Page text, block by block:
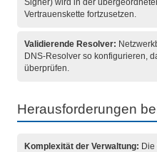
Vertrauenskette fortzusetzen.
Validierende Resolver:
DNS-Resolver so konfigurieren,
überprüfen.
Herausforderungen
Komplexität der Verwaltung: Die